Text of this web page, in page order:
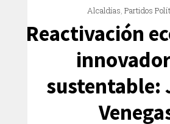
Alcaldías,Partidos
Reactivación
sustentable: